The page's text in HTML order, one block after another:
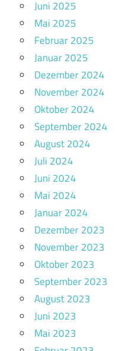
Juni 2025
Mai 2025
Februar 2025
Januar 2025
Dezember 2024
November 2024
Oktober 2024
September 2024
August 2024
Juli 2024
Juni 2024
Mai 2024
Januar 2024
Dezember 2023
November 2023
Oktober 2023
September 2023
August 2023
Juni 2023
Mai 2023